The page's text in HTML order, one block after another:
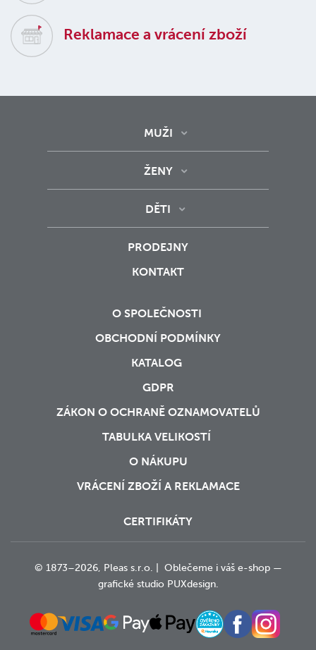
Reklamace a vrácení zboží
MUŽI
ŽENY
DĚTI
PRODEJNY
KONTAKT
O SPOLEČNOSTI
OBCHODNÍ PODMÍNKY
KATALOG
GDPR
ZÁKON O OCHRANĚ OZNAMOVATELŮ
TABULKA VELIKOSTÍ
O NÁKUPU
VRÁCENÍ ZBOŽÍ A REKLAMACE
CERTIFIKÁTY
© 1873–2026, Pleas s.r.o. | Oblečeme i váš e-shop —
grafické studioPUXdesign.